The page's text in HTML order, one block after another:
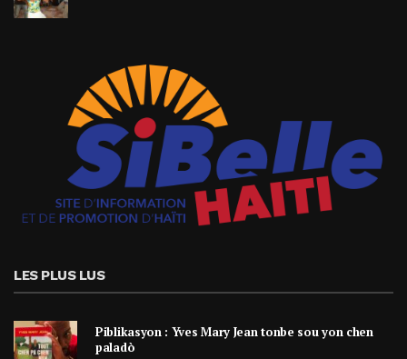
LES PLUS LUS
Piblikasyon : Yves Mary Jean tonbe sou yon chen
paladò